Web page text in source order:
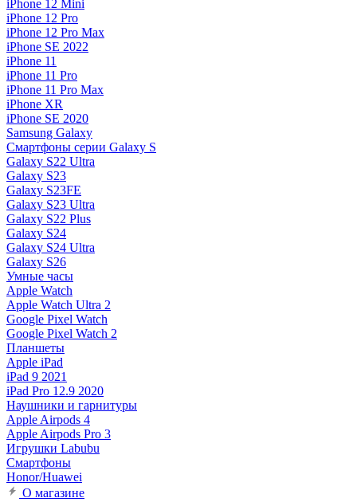
iPhone 12 Mini
iPhone 12 Pro
iPhone 12 Pro Max
iPhone SE 2022
iPhone 11
iPhone 11 Pro
iPhone 11 Pro Max
iPhone XR
iPhone SE 2020
Samsung Galaxy
Смартфоны серии Galaxy S
Galaxy S22 Ultra
Galaxy S23
Galaxy S23FE
Galaxy S23 Ultra
Galaxy S22 Plus
Galaxy S24
Galaxy S24 Ultra
Galaxy S26
Умные часы
Apple Watch
Apple Watch Ultra 2
Google Pixel Watch
Google Pixel Watch 2
Планшеты
Apple iPad
iPad 9 2021
iPad Pro 12.9 2020
Наушники и гарнитуры
Apple Airpods 4
Apple Airpods Pro 3
Игрушки Labubu
Смартфоны
Honor/Huawei
О магазине